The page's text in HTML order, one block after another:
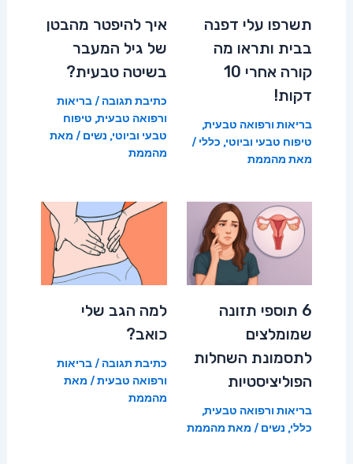
תשרפו עלי דפנה
בבית ותראו מה
קורה אחרי 10
דקות!
בריאות ורפואה טבעית,
טיפוח טבעי וביוטי, כללי /
מאת מהממת
איך להיפטר מהבטן
של גיל המעבר
בשיטה טבעית?
כתיבת תגובה /בריאות
ורפואה טבעית, טיפוח
טבעי וביוטי, נשים / מאת
מהממת
6 תוספי תזונה
שמומלצים
לתסמונת השחלות
הפוליציסטיות
בריאות ורפואה טבעית,
כללי, נשים / מאת מהממת
למה הגב שלי
כואב?
כתיבת תגובה /בריאות
ורפואה טבעית/ מאת
מהממת